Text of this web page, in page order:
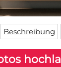
Beschreibung